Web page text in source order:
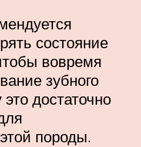
состояние
вовремя
зубного
достаточно
породы.